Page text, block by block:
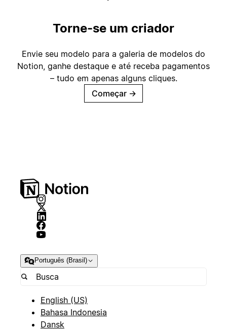
Torne-se um criador
Envie seu modelo para a galeria de modelos do
Notion, ganhe destaque e até receba pagamentos
– tudo em apenas alguns cliques.
Começar →
Português (Brasil)
English (US)
Bahasa Indonesia
Dansk